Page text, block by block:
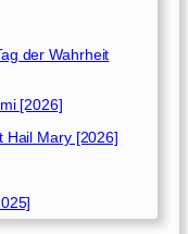
der Wahrheit
[2026]
Hail Mary [2026]